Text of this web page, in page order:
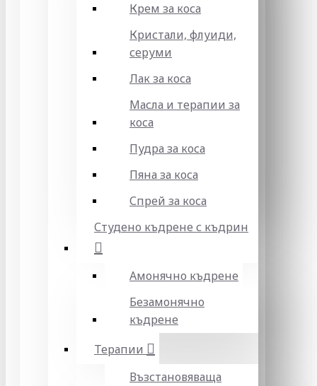
Крем за коса
Кристали, флуиди,
серуми
Лак за коса
Масла и терапии за
коса
Пудра за коса
Пяна за коса
Спрей за коса
Студено къдрене с къдрин
Амонячно къдрене
Безамонячно
къдрене
Терапии
Възстановяваща